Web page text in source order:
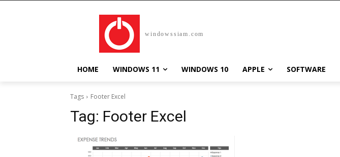
windowssiam.com
HOME WINDOWS 11 WINDOWS 10 APPLE SOFTWARE
Tags Footer Excel
Tag: Footer Excel